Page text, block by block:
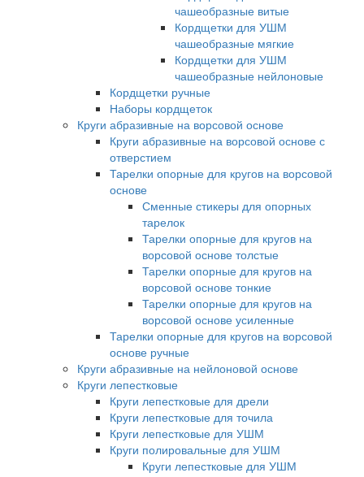
чашеобразные витые
Кордщетки для УШМ
чашеобразные мягкие
Кордщетки для УШМ
чашеобразные нейлоновые
Кордщетки ручные
Наборы кордщеток
Круги абразивные на ворсовой основе
Круги абразивные на ворсовой основе с
отверстием
Тарелки опорные для кругов на ворсовой
основе
Сменные стикеры для опорных
тарелок
Тарелки опорные для кругов на
ворсовой основе толстые
Тарелки опорные для кругов на
ворсовой основе тонкие
Тарелки опорные для кругов на
ворсовой основе усиленные
Тарелки опорные для кругов на ворсовой
основе ручные
Круги абразивные на нейлоновой основе
Круги лепестковые
Круги лепестковые для дрели
Круги лепестковые для точила
Круги лепестковые для УШМ
Круги полировальные для УШМ
Круги лепестковые для УШМ